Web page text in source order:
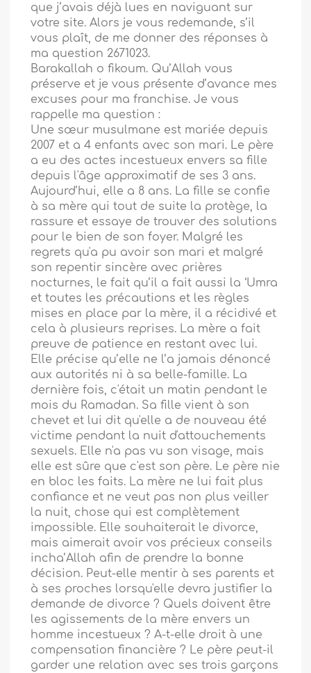
que j’avais déjà lues en naviguant sur
votre site. Alors je vous redemande, s’il
vous plaît, de me donner des réponses à
ma question 2671023.
Barakallah o fikoum. Qu’Allah vous
préserve et je vous présente d’avance mes
excuses pour ma franchise. Je vous
rappelle ma question :
Une sœur musulmane est mariée depuis
2007 et a 4 enfants avec son mari. Le père
a eu des actes incestueux envers sa fille
depuis l'âge approximatif de ses 3 ans.
Aujourd’hui, elle a 8 ans. La fille se confie
à sa mère qui tout de suite la protège, la
rassure et essaye de trouver des solutions
pour le bien de son foyer. Malgré les
regrets qu'a pu avoir son mari et malgré
son repentir sincère avec prières
nocturnes, le fait qu’il a fait aussi la ‘Umra
et toutes les précautions et les règles
mises en place par la mère, il a récidivé et
cela à plusieurs reprises. La mère a fait
preuve de patience en restant avec lui.
Elle précise qu’elle ne l’a jamais dénoncé
aux autorités ni à sa belle-famille. La
dernière fois, c'était un matin pendant le
mois du Ramadan. Sa fille vient à son
chevet et lui dit qu'elle a de nouveau été
victime pendant la nuit d'attouchements
sexuels. Elle n'a pas vu son visage, mais
elle est sûre que c'est son père. Le père nie
en bloc les faits. La mère ne lui fait plus
confiance et ne veut pas non plus veiller
la nuit, chose qui est complètement
impossible. Elle souhaiterait le divorce,
mais aimerait avoir vos précieux conseils
incha’Allah afin de prendre la bonne
décision. Peut-elle mentir à ses parents et
à ses proches lorsqu'elle devra justifier la
demande de divorce ? Quels doivent être
les agissements de la mère envers un
homme incestueux ? A-t-elle droit à une
compensation financière ? Le père peut-il
garder une relation avec ses trois garçons